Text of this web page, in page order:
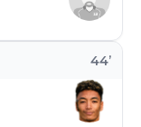
44’